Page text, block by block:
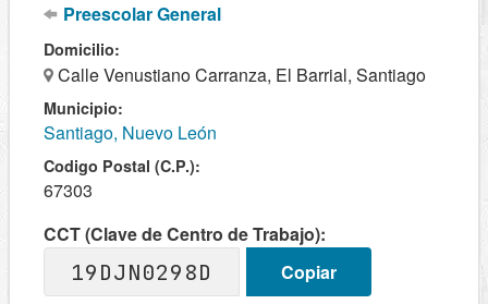
Preescolar General
Domicilio:
Calle Venustiano Carranza, El Barrial, Santiago
Municipio:
Santiago, Nuevo León
Codigo Postal (C.P.):
67303
CCT (Clave de Centro de Trabajo):
19DJN0298D
Copiar